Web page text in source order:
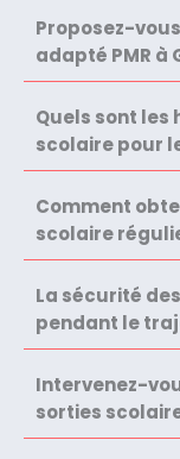
Proposez-
adapté PMR à
Quels sont les
scolaire pour
Comment
scolaire
La sécurité
pendant le
Intervenez-
sorties